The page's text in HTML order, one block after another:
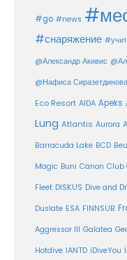
#go #news
#снаряжение
@Александр Акивис
@Нафиса Сиразетдинова
Eco Resort AIDA Apeks
Lung Atlantis Aurora
Barracuda Lake BCD
Magic Buni Canon Club
Fleet DISKUS Dive and
Duslate ESA FINNSUB
Aggressor III Galatea
Hotdive IANTD iDiveYou